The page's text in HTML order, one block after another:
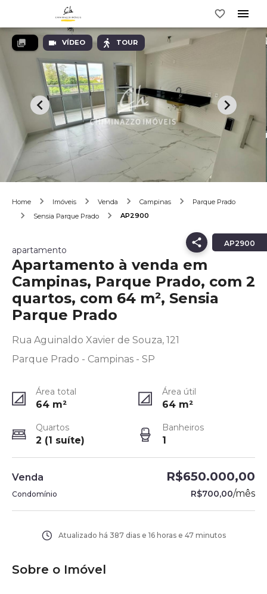
VÍDEO TOUR
Home Imóveis Venda Campinas
Parque Prado
Sensia Parque Prado
AP2900
AP2900
apartamento
Apartamento à venda em
Campinas, Parque Prado, com 2
quartos, com 64 m², Sensia
Parque Prado
Rua Aguinaldo Xavier de Souza, 121
Parque Prado - Campinas - SP
Área total
64 m²
Área útil
64 m²
Quartos
2 (1 suíte)
Banheiros
1
Venda R$650.000,00
Condomínio R$700,00/mês
Atualizado há 387 dias e 16 horas e 47 minutos
Sobre o Imóvel